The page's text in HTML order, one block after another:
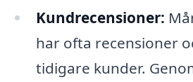
Kundrecensioner:
har ofta recensioner
tidigare kunder.